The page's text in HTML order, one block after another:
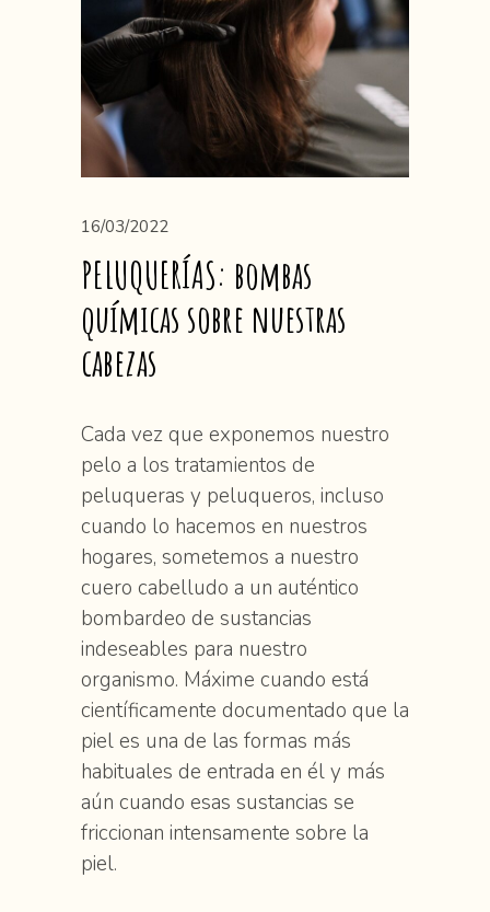
16/03/2022
PELUQUERÍAS: bombas
químicas sobre nuestras
cabezas
Cada vez que exponemos nuestro
pelo a los tratamientos de
peluqueras y peluqueros, incluso
cuando lo hacemos en nuestros
hogares, sometemos a nuestro
cuero cabelludo a un auténtico
bombardeo de sustancias
indeseables para nuestro
organismo. Máxime cuando está
científicamente documentado que la
piel es una de las formas más
habituales de entrada en él y más
aún cuando esas sustancias se
friccionan intensamente sobre la
piel.